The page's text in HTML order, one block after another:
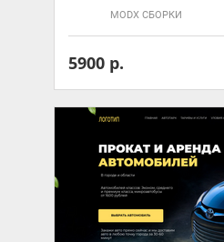
MODX СБОРКИ
5900 р.